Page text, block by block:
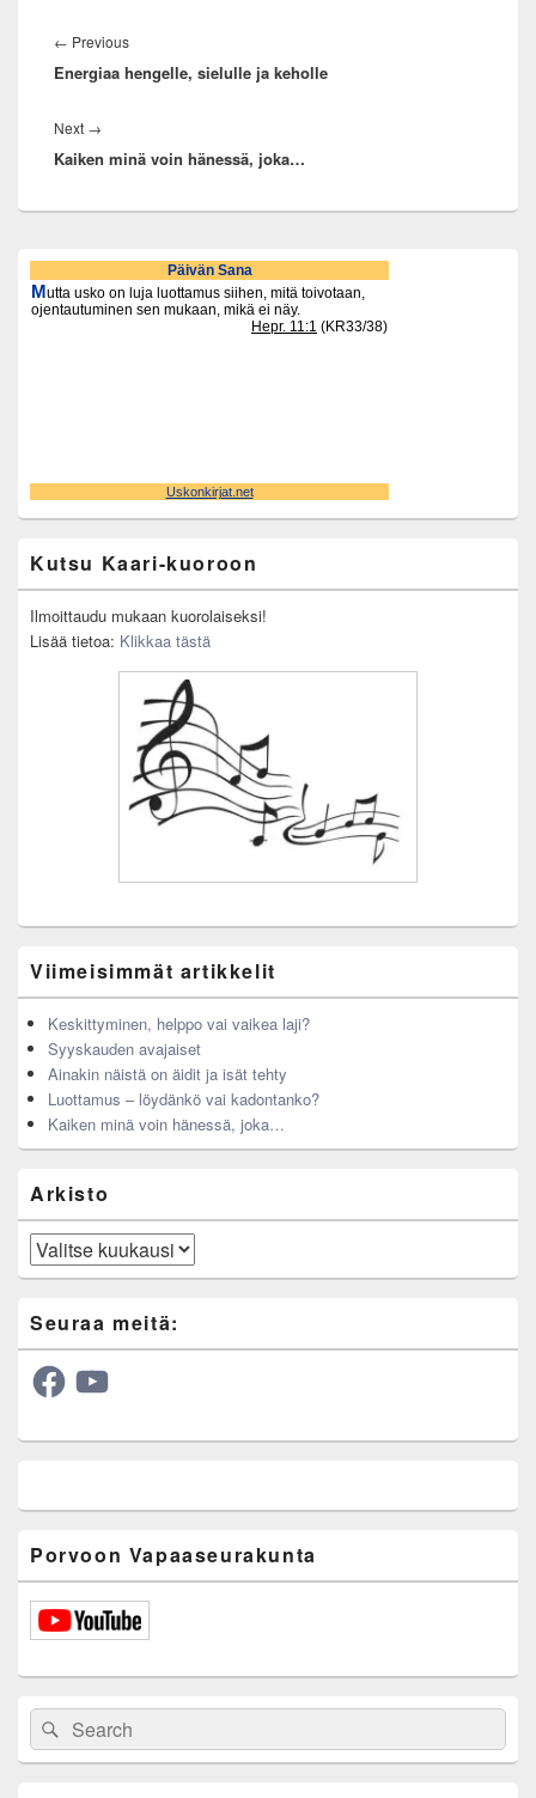
selaus
← PreviousPrevious
post:
Energiaa hengelle, sielulle ja keholle
Next →
post:
Kaiken minä voin hänessä, joka…
Primary
Sidebar
Widget
Area
Kutsu Kaari-kuoroon
Ilmoittaudu mukaan kuorolaiseksi!
Lisää tietoa: Klikkaa tästä
Viimeisimmät artikkelit
Keskittyminen, helppo vai vaikea laji?
Syyskauden avajaiset
Ainakin näistä on äidit ja isät tehty
Luottamus – löydänkö vai kadontanko?
Kaiken minä voin hänessä, joka…
Arkisto
Arkisto
Seuraa meitä:
FacebookYouTube
Porvoon Vapaaseurakunta
Search
for:
Search